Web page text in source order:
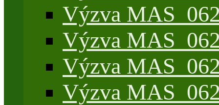
Výzva
Výzva
Výzva
Výzva